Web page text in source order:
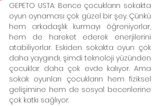
GEPETO USTA: Bence çocukların sokakta
oyun oynaması çok güzel bir şey. Çünkü
hem arkadaşlık kurmayı öğreniyorlar,
hem de hareket ederek enerjilerini
atabiliyorlar. Eskiden sokakta oyun çok
daha yaygındı, şimdi teknoloji yüzünden
çocuklar daha çok evde kalıyor. Ama
sokak oyunları çocukların hem fiziksel
gelişimine hem de sosyal becerilerine
çok katkı sağlıyor.